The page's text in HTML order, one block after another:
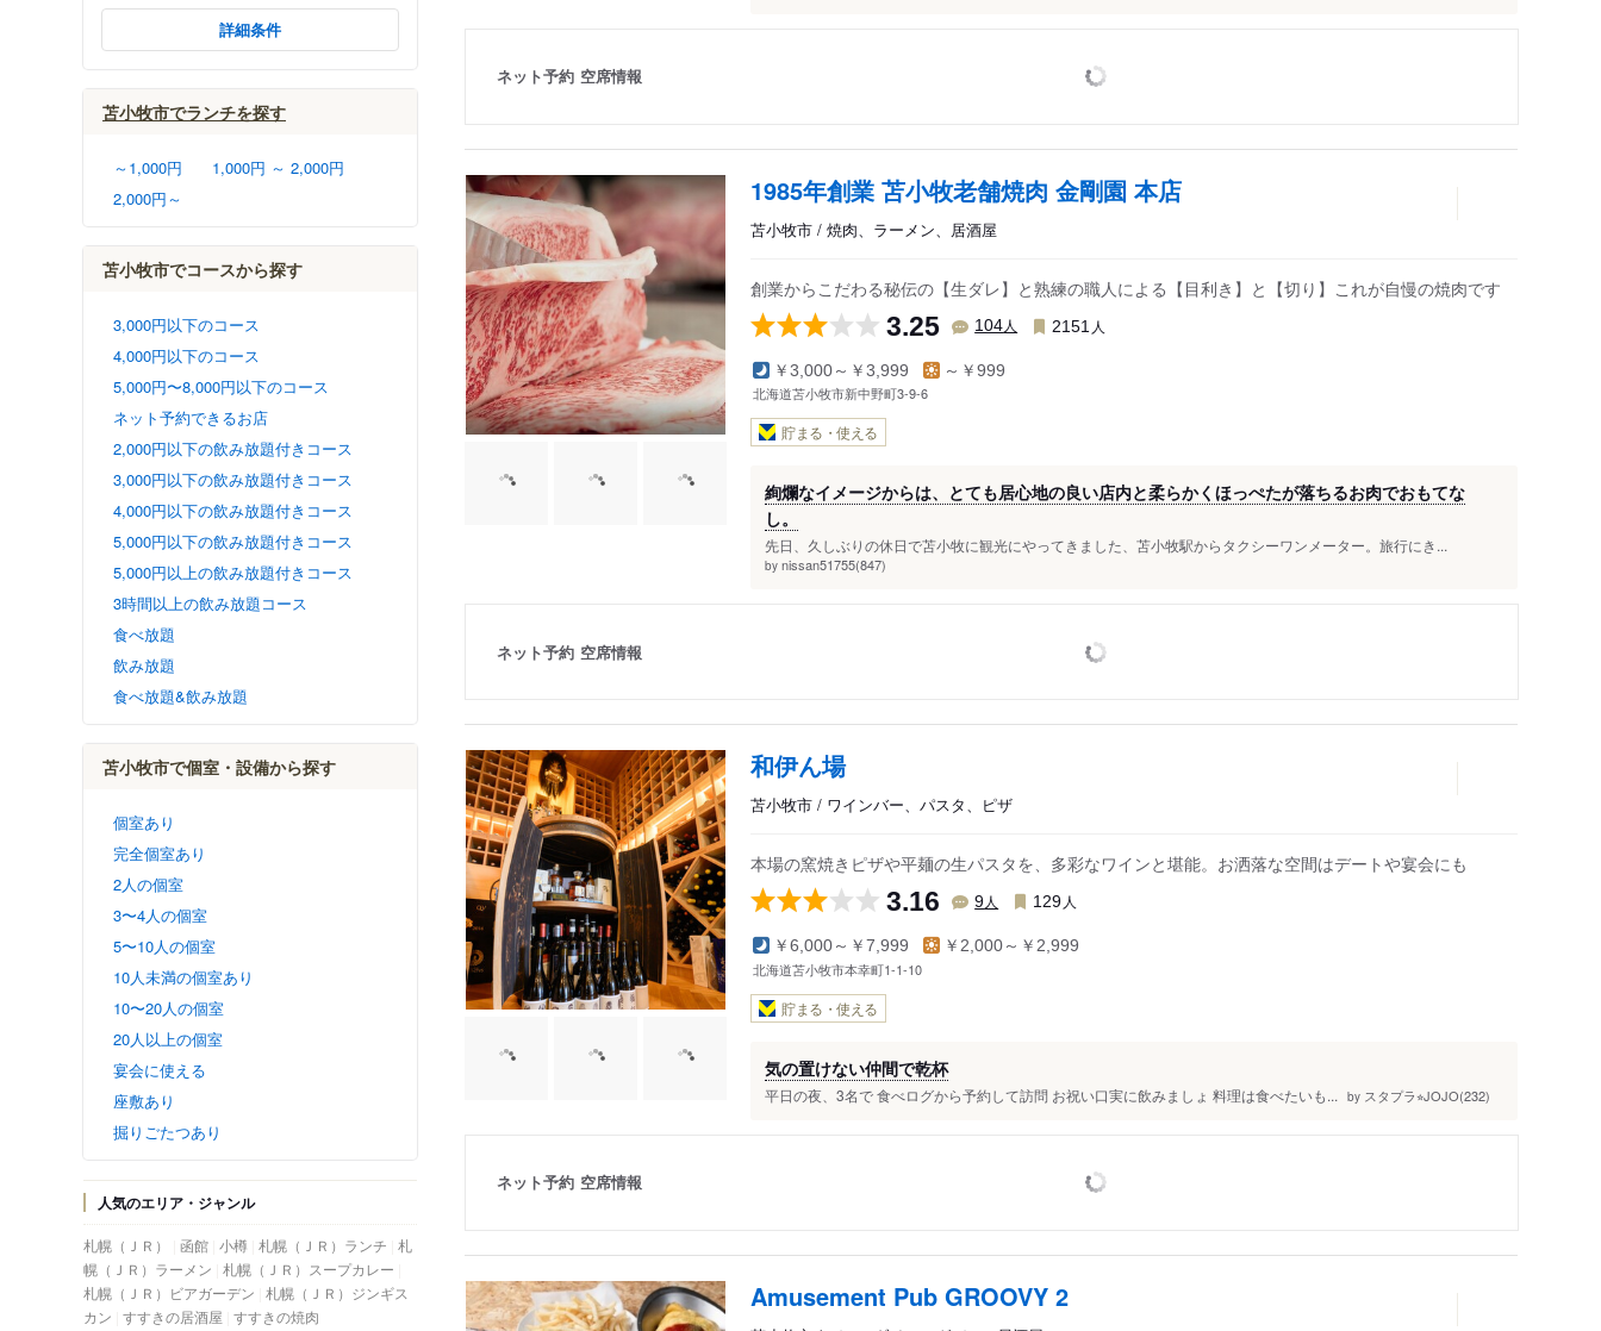
詳細条件
苫小牧市でランチを探す
～1,000円
1,000円 ～ 2,000円
2,000円～
苫小牧市でコースから探す
3,000円以下のコース
4,000円以下のコース
5,000円〜8,000円以下のコース
ネット予約できるお店
2,000円以下の飲み放題付きコース
3,000円以下の飲み放題付きコース
4,000円以下の飲み放題付きコース
5,000円以下の飲み放題付きコース
5,000円以上の飲み放題付きコース
3時間以上の飲み放題コース
食べ放題
飲み放題
食べ放題&飲み放題
苫小牧市で個室・設備から探す
個室あり
完全個室あり
2人の個室
3〜4人の個室
5〜10人の個室
10人未満の個室あり
10〜20人の個室
20人以上の個室
宴会に使える
座敷あり
掘りごたつあり
人気のエリア・ジャンル
札幌（ＪＲ） 函館 小樽 札幌（ＪＲ）ランチ 札
幌（ＪＲ）ラーメン 札幌（ＪＲ）スープカレー
札幌（ＪＲ）ビアガーデン 札幌（ＪＲ）ジンギス
カン すすきの居酒屋 すすきの焼肉
ネット予約 空席情報
1985年創業 苫小牧老舗焼肉 金剛園 本店
苫小牧市 / 焼肉、ラーメン、居酒屋
創業からこだわる秘伝の【生ダレ】と熟練の職人による【目利き】と【切り】これが自慢の焼肉です
3.25 104人 2151 人
￥3,000～￥3,999
～￥999
北海道苫小牧市新中野町3-9-6
貯まる・使える
絢爛なイメージからは、とても居心地の良い店内と柔らかくほっぺたが落ちるお肉でおもてな
し。
先日、久しぶりの休日で苫小牧に観光にやってきました、苫小牧駅からタクシーワンメーター。旅行にき...
by nissan51755(847)
ネット予約 空席情報
和伊ん場
苫小牧市 / ワインバー、パスタ、ピザ
本場の窯焼きピザや平麺の生パスタを、多彩なワインと堪能。お洒落な空間はデートや宴会にも
3.16 9人 129 人
￥6,000～￥7,999
￥2,000～￥2,999
北海道苫小牧市本幸町1-1-10
貯まる・使える
気の置けない仲間で乾杯
平日の夜、3名で 食べログから予約して訪問 お祝い口実に飲みましょ 料理は食べたいも... by スタプラ⭐︎JOJO(232)
ネット予約 空席情報
Amusement Pub GROOVY 2